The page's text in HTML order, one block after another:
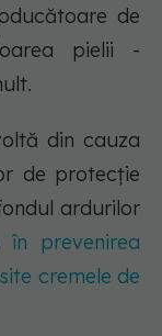
de
pielii -
din cauza
de protecție
ardurilor
în prevenirea
cremele de